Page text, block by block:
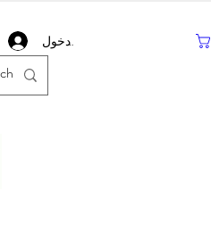
تسجيل دخول